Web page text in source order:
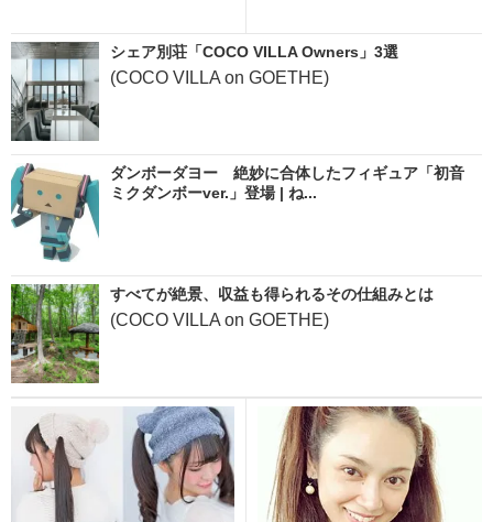
シェア別荘「COCO VILLA Owners」3選
(COCO VILLA on GOETHE)
ダンボーダヨー 絶妙に合体したフィギュア「初音
ミクダンボーver.」登場 | ね...
すべてが絶景、収益も得られるその仕組みとは
(COCO VILLA on GOETHE)